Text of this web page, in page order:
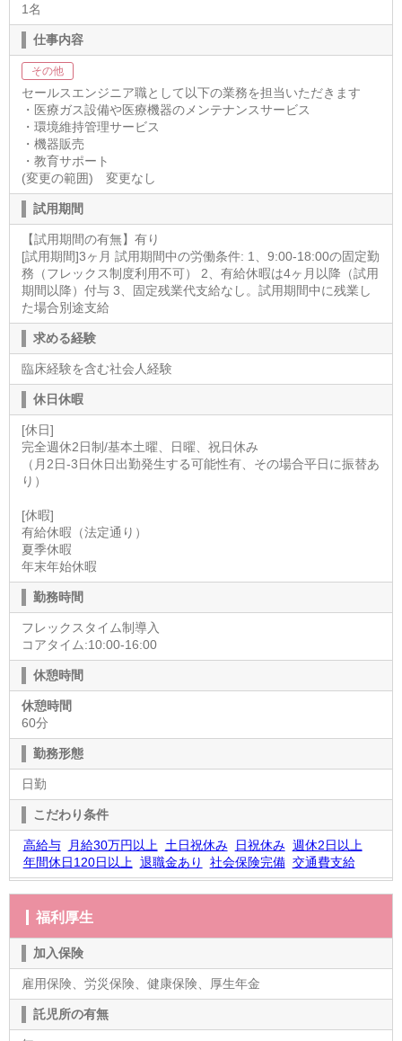
1名
仕事内容
その他
セールスエンジニア職として以下の業務を担当いただきます
・医療ガス設備や医療機器のメンテナンスサービス
・環境維持管理サービス
・機器販売
・教育サポート
(変更の範囲) 変更なし
試用期間
【試用期間の有無】有り
[試用期間]3ヶ月 試用期間中の労働条件: 1、9:00-18:00の固定勤
務（フレックス制度利用不可） 2、有給休暇は4ヶ月以降（試用
期間以降）付与 3、固定残業代支給なし。試用期間中に残業し
た場合別途支給
求める経験
臨床経験を含む社会人経験
休日休暇
[休日]
完全週休2日制/基本土曜、日曜、祝日休み
（月2日-3日休日出勤発生する可能性有、その場合平日に振替あ
り）
[休暇]
有給休暇（法定通り）
夏季休暇
年末年始休暇
勤務時間
フレックスタイム制導入
コアタイム:10:00-16:00
休憩時間
休憩時間
60分
勤務形態
日勤
こだわり条件
高給与 月給30万円以上 土日祝休み 日祝休み 週休2日以上
年間休日120日以上 退職金あり 社会保険完備 交通費支給
福利厚生
加入保険
雇用保険、労災保険、健康保険、厚生年金
託児所の有無